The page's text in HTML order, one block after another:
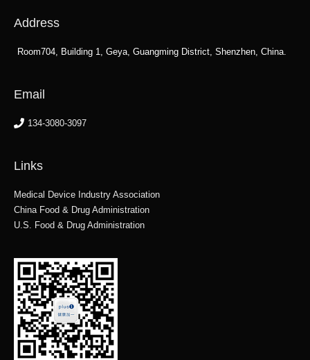
Address
Room704, Building 1, Geya, Guangming District, Shenzhen, China.
Email
134-3080-3097
Links
Medical Device Industry Association
China Food & Drug Administration
U.S. Food & Drug Administration